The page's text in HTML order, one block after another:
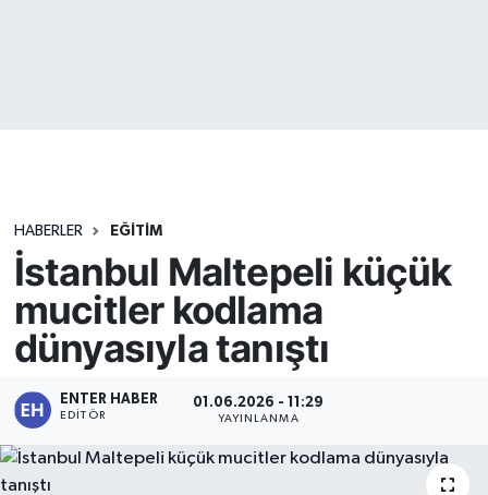
HABERLER EĞİTİM
İstanbul Maltepeli küçük
mucitler kodlama
dünyasıyla tanıştı
ENTER HABER
EDITÖR
01.06.2026 - 11:29
YAYINLANMA